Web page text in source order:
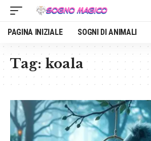
PAGINA INIZIALE SOGNI DI ANIMALI
Tag: koala